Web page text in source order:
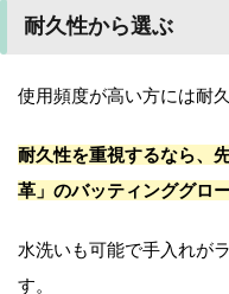
耐久性から選ぶ
使用頻度が高い方には耐
耐久性を重視するなら、
革」のバッティンググロ
水洗いも可能で手入れが
す。